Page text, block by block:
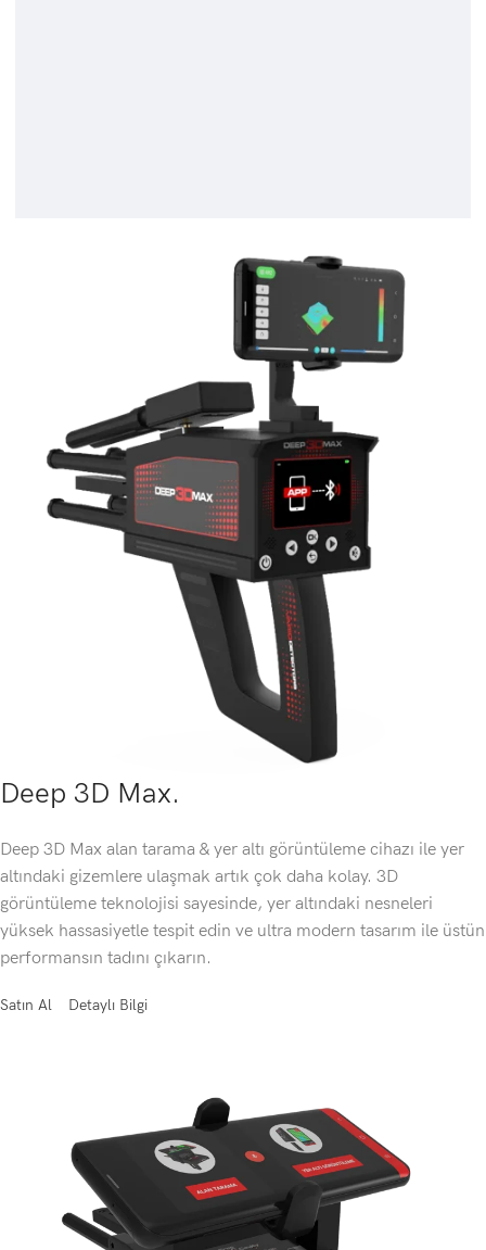
Deep 3D Max.
Deep 3D Max alan tarama & yer altı görüntüleme cihazı ile yer
altındaki gizemlere ulaşmak artık çok daha kolay. 3D
görüntüleme teknolojisi sayesinde, yer altındaki nesneleri
yüksek hassasiyetle tespit edin ve ultra modern tasarım ile üstün
performansın tadını çıkarın.
Satın Al Detaylı Bilgi